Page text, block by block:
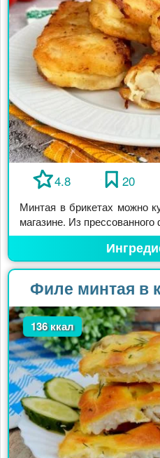
4.8 20
Минтая в брикетах можно
магазине. Из
Филе минтая в
136 ккал